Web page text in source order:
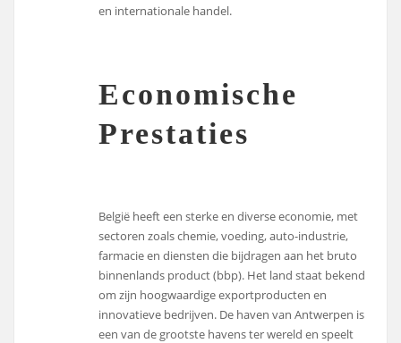
en internationale handel.
Economische
Prestaties
België heeft een sterke en diverse economie, met
sectoren zoals chemie, voeding, auto-industrie,
farmacie en diensten die bijdragen aan het bruto
binnenlands product (bbp). Het land staat bekend
om zijn hoogwaardige exportproducten en
innovatieve bedrijven. De haven van Antwerpen is
een van de grootste havens ter wereld en speelt